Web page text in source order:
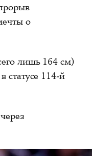
о
лишь 164 см)
статусе 114-й